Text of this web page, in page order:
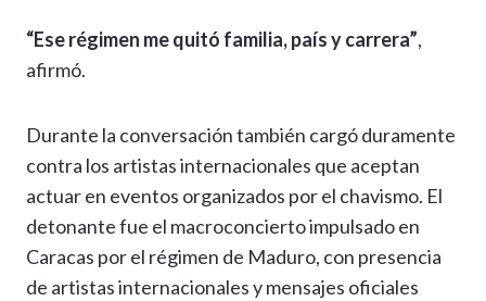
“Ese régimen me quitó familia, país y carrera”,
afirmó.
Durante la conversación también cargó duramente
contra los artistas internacionales que aceptan
actuar en eventos organizados por el chavismo. El
detonante fue el macroconcierto impulsado en
Caracas por el régimen de Maduro, con presencia
de artistas internacionales y mensajes oficiales